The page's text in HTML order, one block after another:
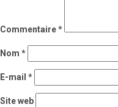
Commentaire*
Nom *
E-mail *
Site web